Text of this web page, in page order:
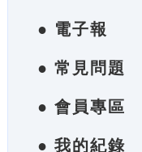
● 電子報
● 常見問題
● 會員專區
● 我的紀錄